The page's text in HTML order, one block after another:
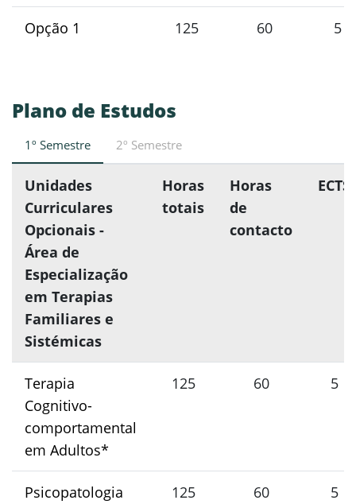
Opção 1 125 60 5
Plano de Estudos
1º Semestre 2º Semestre
Unidades
Curriculares
Opcionais -
Área de
Especialização
em Terapias
Familiares e
Sistémicas
Horas
totais
Horas
de
contacto
ECTS
Terapia
Cognitivo-
comportamental
em Adultos*
125 60 5
Psicopatologia
125 60 5